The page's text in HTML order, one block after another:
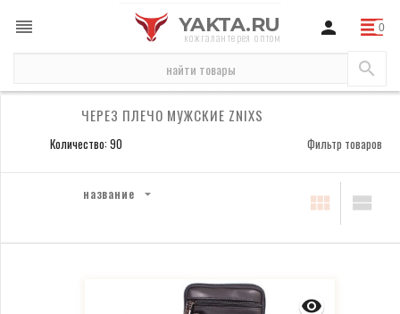
YAKTA.RU
кожгалантерея оптом
сумки мужские Znixs через плечо мужские Znixs
ЧЕРЕЗ ПЛЕЧО МУЖСКИЕ ZNIXS
Количество: 90 Фильтр товаров
название